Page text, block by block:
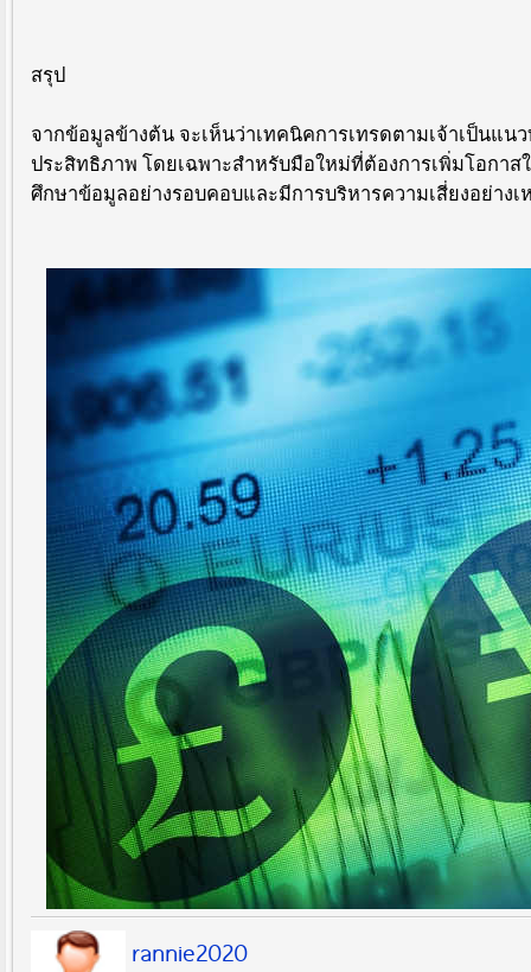
สรุป
จากข้อมูลข้างต้น จะเห็นว่าเทคนิคการเทรดตามเจ้าเป็นแ
ประสิทธิภาพ โดยเฉพาะสำหรับมือใหม่ที่ต้องการเพิ่มโอกาส
ศึกษาข้อมูลอย่างรอบคอบและมีการบริหารความเสี่ยงอย่าง
rannie2020